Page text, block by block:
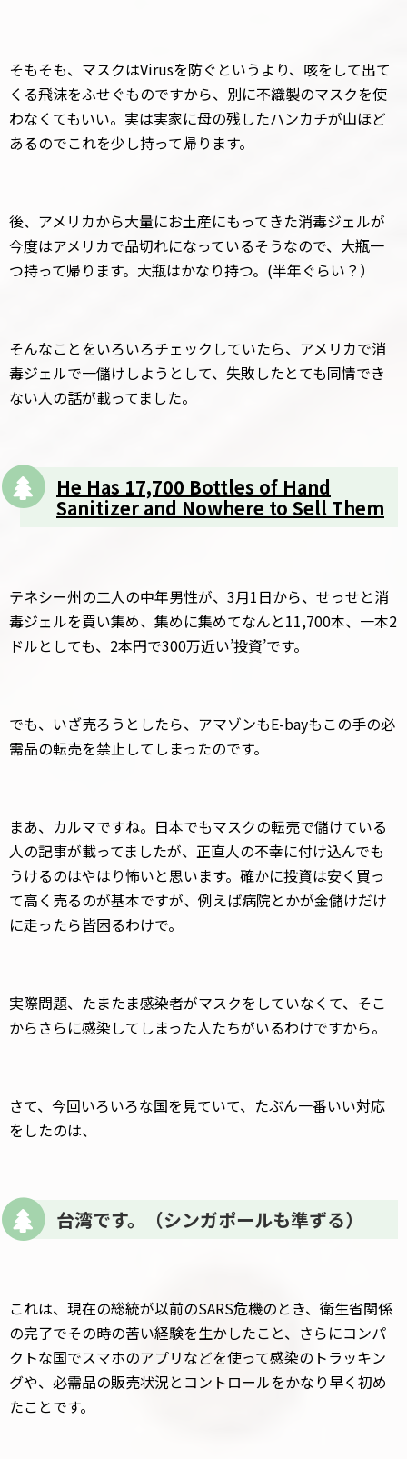
そもそも、マスクはVirusを防ぐというより、咳をして出て
くる飛沫をふせぐものですから、別に不織製のマスクを使
わなくてもいい。実は実家に母の残したハンカチが山ほど
あるのでこれを少し持って帰ります。
後、アメリカから大量にお土産にもってきた消毒ジェルが
今度はアメリカで品切れになっているそうなので、大瓶一
つ持って帰ります。大瓶はかなり持つ。(半年ぐらい？）
そんなことをいろいろチェックしていたら、アメリカで消
毒ジェルで一儲けしようとして、失敗したとても同情でき
ない人の話が載ってました。
He Has 17,700 Bottles of Hand
Sanitizer and Nowhere to Sell Them
テネシー州の二人の中年男性が、3月1日から、せっせと消
毒ジェルを買い集め、集めに集めてなんと11,700本、一本2
ドルとしても、2本円で300万近い’投資’です。
でも、いざ売ろうとしたら、アマゾンもE-bayもこの手の必
需品の転売を禁止してしまったのです。
まあ、カルマですね。日本でもマスクの転売で儲けている
人の記事が載ってましたが、正直人の不幸に付け込んでも
うけるのはやはり怖いと思います。確かに投資は安く買っ
て高く売るのが基本ですが、例えば病院とかが金儲けだけ
に走ったら皆困るわけで。
実際問題、たまたま感染者がマスクをしていなくて、そこ
からさらに感染してしまった人たちがいるわけですから。
さて、今回いろいろな国を見ていて、たぶん一番いい対応
をしたのは、
台湾です。（シンガポールも準ずる）
これは、現在の総統が以前のSARS危機のとき、衛生省関係
の完了でその時の苦い経験を生かしたこと、さらにコンパ
クトな国でスマホのアプリなどを使って感染のトラッキン
グや、必需品の販売状況とコントロールをかなり早く初め
たことです。